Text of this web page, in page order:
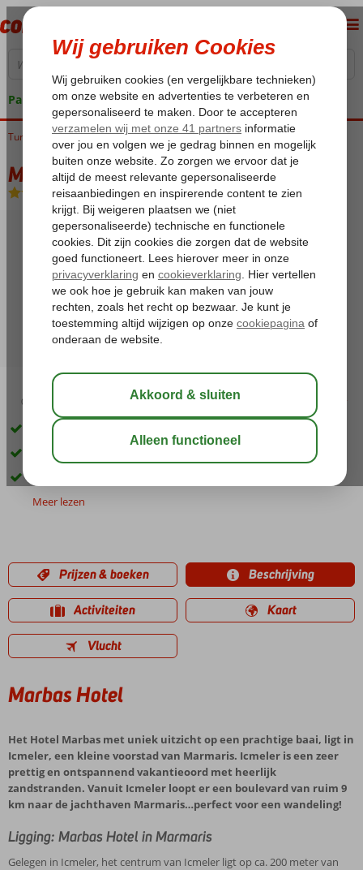
Pakketgarantie
Home
Turkije Egeische kust Marmaris Icmeler Marbas Hotel
Marbas Hotel
All Inclusive- Hotel
03:30 aug 33°C
In het centrum van Icmeler
Kamers met zeezicht mogelijk
Meer lezen
Prijzen & boeken Beschrijving
Activiteiten Kaart
Vlucht
Marbas Hotel
Het Hotel Marbas met uniek uitzicht op een prachtige baai, ligt in
Icmeler, een kleine voorstad van Marmaris. Icmeler is een zeer
prettig en ontspannend vakantieoord met heerlijk
zandstranden. Vanuit Icmeler loopt er een boulevard van ruim 9
km naar de jachthaven Marmaris…perfect voor een wandeling!
Ligging: Marbas Hotel in Marmaris
Gelegen in Icmeler, het centrum van Icmeler ligt op ca. 200 meter van